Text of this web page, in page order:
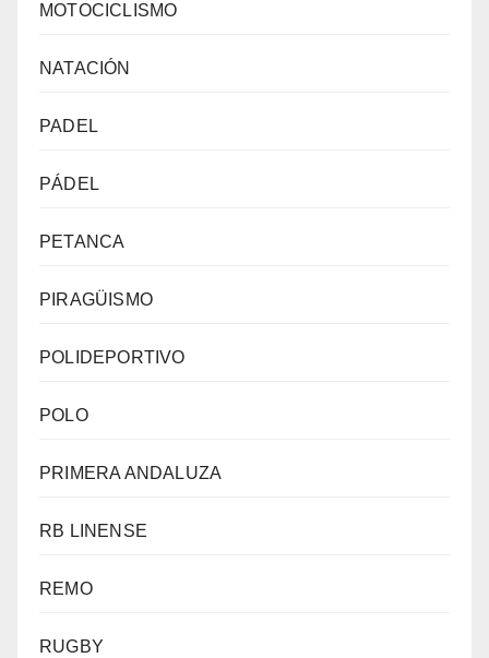
MOTOCICLISMO
NATACIÓN
PADEL
PÁDEL
PETANCA
PIRAGÜISMO
POLIDEPORTIVO
POLO
PRIMERA ANDALUZA
RB LINENSE
REMO
RUGBY